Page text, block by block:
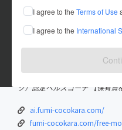
I agree to the Terms of Use
I agree to the International
これまでに9回支援して2件の
在住国：日本 現在地：未設定
出身国：日本 出身地：千葉県
1969年 千葉県生まれ。 栄養
士 ・ソフィアウッズ・インス
ク）認定ヘルスコーチ 【保有資
ai.fumi-cocokara.com/
fumi-cocokara.com/free-